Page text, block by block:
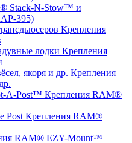
Stack-N-Stow™ и
395)
Крепления
Крепления
Крепления
Крепления RAM®
Крепления RAM®